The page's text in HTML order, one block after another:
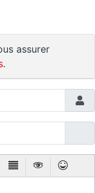
assurer
.